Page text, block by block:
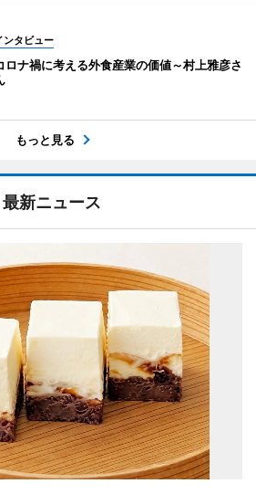
ンタビュー
ロナ禍に考える外食産業の価値～村上雅彦さ
もっと見る
最新ニュース